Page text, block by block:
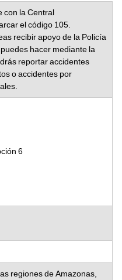
con la Central
el código 105.
recibir apoyo de la Policía
hacer mediante la
reportar accidentes
o accidentes por
6
regiones de Amazonas,